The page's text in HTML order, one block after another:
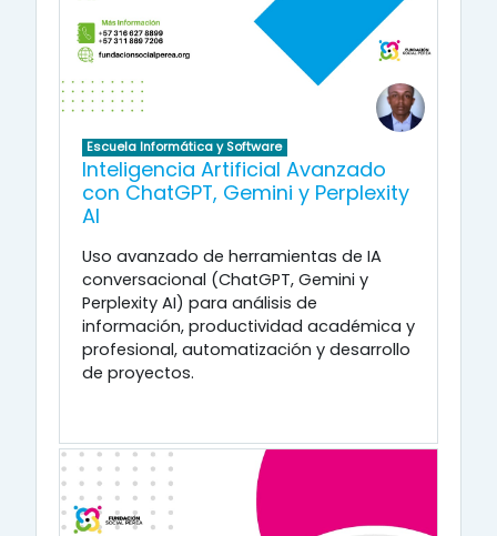
Escuela Informática y Software
Inteligencia Artificial Avanzado
con ChatGPT, Gemini y Perplexity
AI
Uso avanzado de herramientas de IA
conversacional (ChatGPT, Gemini y
Perplexity AI) para análisis de
información, productividad académica y
profesional, automatización y desarrollo
de proyectos.